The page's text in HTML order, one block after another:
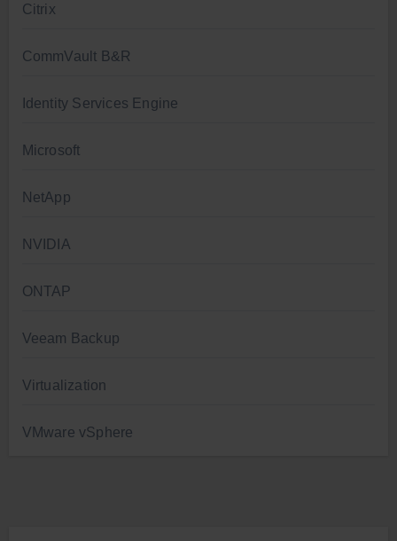
Citrix
CommVault B&R
Identity Services Engine
Microsoft
NetApp
NVIDIA
ONTAP
Veeam Backup
Virtualization
VMware vSphere